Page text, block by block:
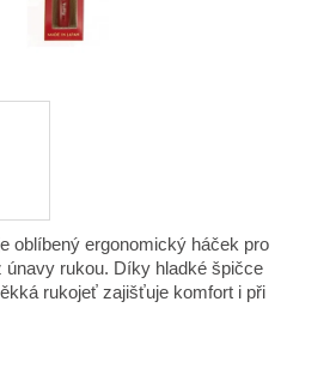
oblíbený ergonomický háček pro
únavy rukou. Díky hladké špičce
rukojeť zajišťuje komfort i při